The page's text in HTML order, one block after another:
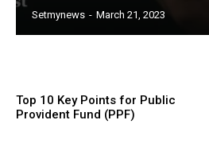
Setmynews - March 21, 2023
Top 10 Key Points for Public
Provident Fund (PPF)